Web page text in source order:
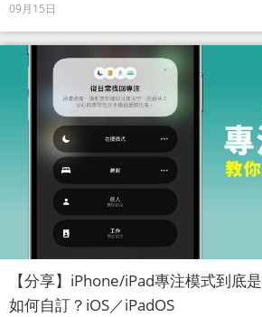
09月15日
【分享】iPhone/iPad專注模式到底
如何自訂？iOS／iPadOS